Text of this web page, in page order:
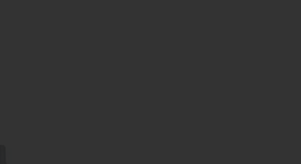
МАСЛО ДЛЯ ЛИЦА GLOWTOPIA